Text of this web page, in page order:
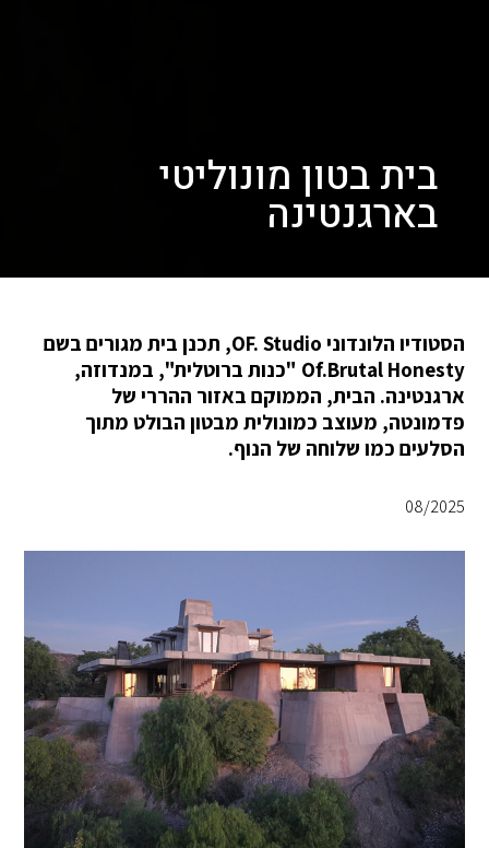
בית בטון מונוליטי
בארגנטינה
הסטודיו הלונדוני OF. Studio, תכנן בית מגורים בשם
Of.Brutal Honesty "כנות ברוטלית", במנדוזה,
ארגנטינה. הבית, הממוקם באזור ההררי של
פדמונטה, מעוצב כמונולית מבטון הבולט מתוך
הסלעים כמו שלוחה של הנוף.
08/2025